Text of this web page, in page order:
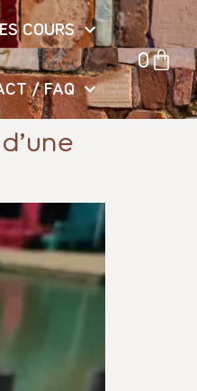
COURS
/ FAQ
0